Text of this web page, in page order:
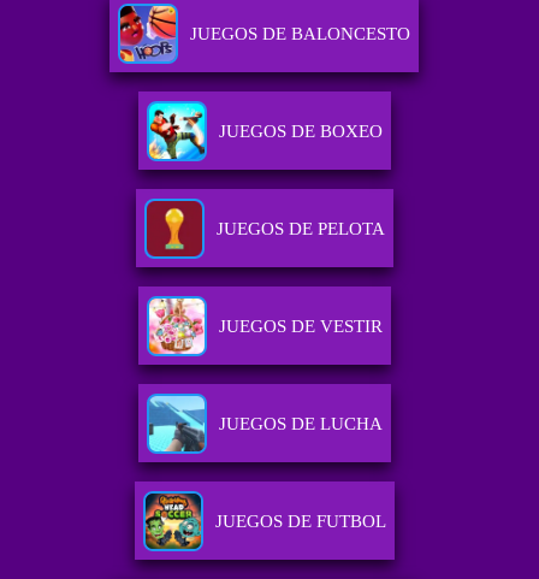
JUEGOS DE BALONCESTO
JUEGOS DE BOXEO
JUEGOS DE PELOTA
JUEGOS DE VESTIR
JUEGOS DE LUCHA
JUEGOS DE FUTBOL